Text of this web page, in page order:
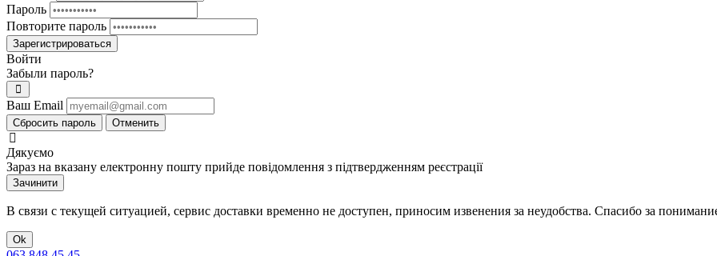
Пароль
Повторите пароль
Зарегистрироваться
Войти
Забыли пароль?
Ваш Email
Сбросить пароль Отменить
Дякуємо
Зараз на вказану електронну пошту прийде повідомлення з підтвердженням реєстрації
Зачинити
В связи с текущей ситуацией, сервис доставки временно не доступен, приносим извенения за неудобства. Спасибо за
Ok